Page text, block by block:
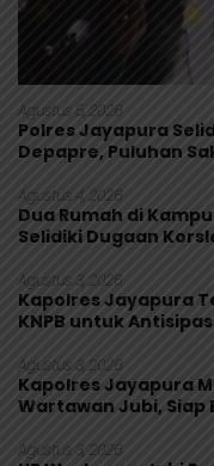
Agustus 5, 2026
Polres Jayapura
Depapre, Puluhan
Agustus 4, 2026
Dua Rumah di
Selidiki Dugaan
Agustus 3, 2026
Kapolres Jayapura
KNPB untuk
Agustus 3, 2026
Kapolres Jayapura
Wartawan Jubi, Siap
Agustus 3, 2026